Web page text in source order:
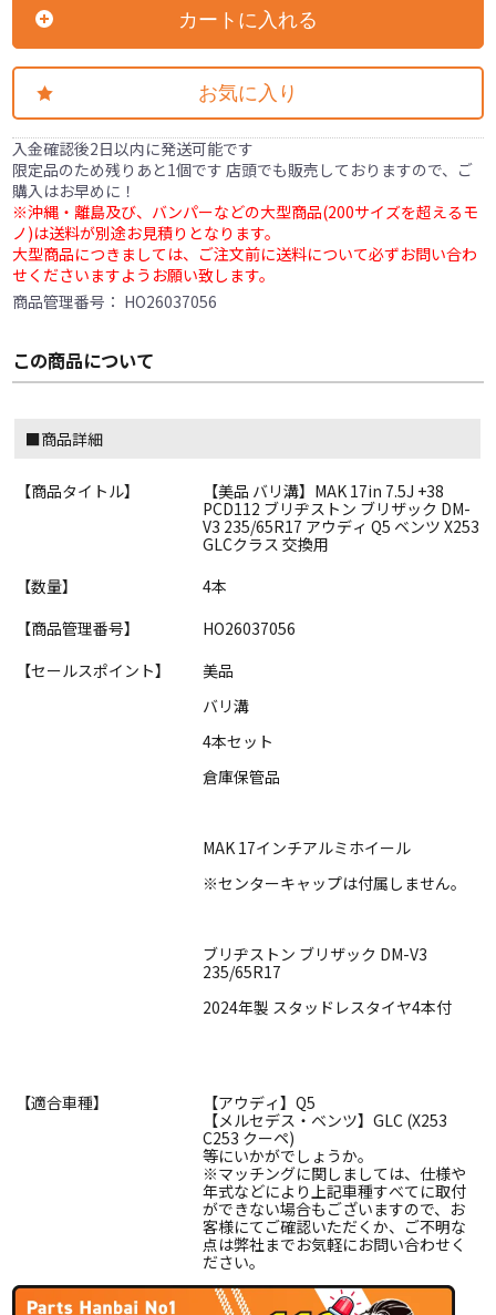
カートに入れる
お気に入り
入金確認後2日以内に発送可能です
限定品のため残りあと1個です 店頭でも販売しておりますので、ご
購入はお早めに！
※沖縄・離島及び、バンパーなどの大型商品(200サイズを超えるモ
ノ)は送料が別途お見積りとなります。
大型商品につきましては、ご注文前に送料について必ずお問い合わ
せくださいますようお願い致します。
商品管理番号： HO26037056
この商品について
■商品詳細
【商品タイトル】
【美品 バリ溝】MAK 17in 7.5J +38
PCD112 ブリヂストン ブリザック DM-
V3 235/65R17 アウディ Q5 ベンツ X253
GLCクラス 交換用
【数量】
4本
【商品管理番号】
HO26037056
【セールスポイント】
美品
バリ溝
4本セット
倉庫保管品
MAK 17インチアルミホイール
※センターキャップは付属しません。
ブリヂストン ブリザック DM-V3
235/65R17
2024年製 スタッドレスタイヤ4本付
【適合車種】
【アウディ】Q5
【メルセデス・ベンツ】GLC (X253
C253 クーペ)
等にいかがでしょうか。
※マッチングに関しましては、仕様や
年式などにより上記車種すべてに取付
ができない場合もございますので、お
客様にてご確認いただくか、ご不明な
点は弊社までお気軽にお問い合わせく
ださい。